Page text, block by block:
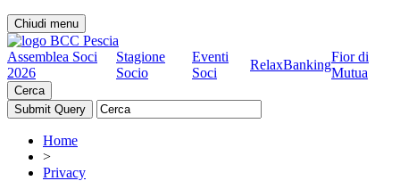
Chiudi menu
Assemblea Soci
2026
Stagione
Socio
Eventi
Soci
RelaxBanking
Fior di
Mutua
Cerca
Home
>
Privacy